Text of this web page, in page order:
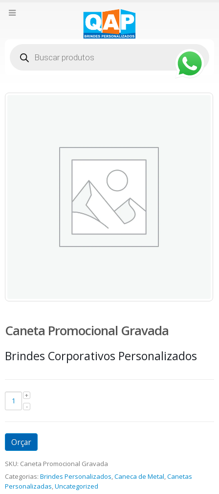
produtos
Caneta Promocional Gravada
Brindes Corporativos Personalizados
Orçar
SKU: Caneta Promocional Gravada
Categorias: Brindes Personalizados,Caneca de Metal,Canetas
Personalizadas,Uncategorized